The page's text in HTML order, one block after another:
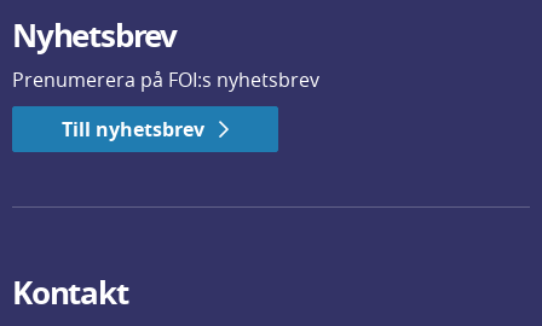
Nyhetsbrev
Prenumerera på FOI:s nyhetsbrev
Till nyhetsbrev
Kontakt